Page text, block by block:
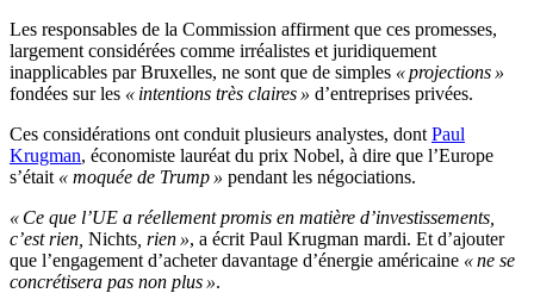
Les responsables de la Commission affirment que ces promesses,
largement considérées comme irréalistes et juridiquement
inapplicables par Bruxelles, ne sont que de simples « projections »
fondées sur les « intentions très claires » d’entreprises privées.
Ces considérations ont conduit plusieurs analystes, dont Paul
Krugman, économiste lauréat du prix Nobel, à dire que l’Europe
s’était « moquée de Trump » pendant les négociations.
« Ce que l’UE a réellement promis en matière d’investissements,
c’est rien, Nichts , rien », a écrit Paul Krugman mardi. Et d’ajouter
que l’engagement d’acheter davantage d’énergie américaine « ne se
concrétisera pas non plus ».